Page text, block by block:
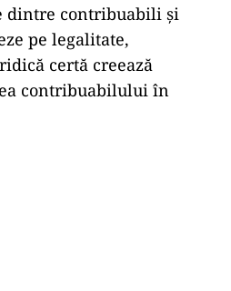
dintre contribuabili și
pe legalitate,
certă creează
contribuabilului în